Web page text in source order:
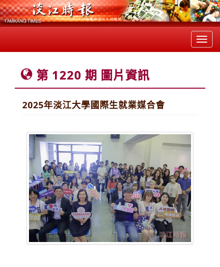
第 1220 期 圖片資訊
2025年淡江大學國際生就業媒合會